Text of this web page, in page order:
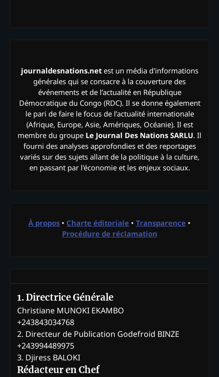
journaldesnations.netest un média d'informations
générales qui se consacre à la couverture des
événements et de l’actualité en République
Démocratique du Congo (RDC). Il se donne également
le pari de faire le focus de l’actualité internationale
(Afrique, Europe, Asie, Amériques, Océanie). Il est
membre du groupe Le Journal Des Nations SARLU. Il
fourni des analyses approfondies et des reportages
variés sur des sujets allant de la politique à la culture,
en passant par l'économie et les enjeux sociaux.
À propos • Charte éditoriale • Transparence •
Procédure de réclamation
1. Directrice Générale
Christiane MUNOKI EKAMBO
+243843034768
2. Directeur de Publication Godefroid BINZE
+243994489975
3. Djiress BALOKI
Rédacteur en Chef